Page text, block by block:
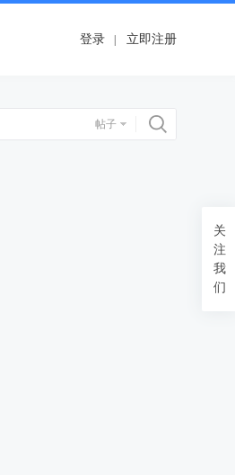
登录 立即注册
帖子
搜索
关
注
我
们